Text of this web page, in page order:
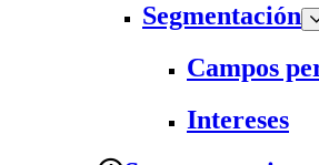
Segmentación
Campos
Intereses